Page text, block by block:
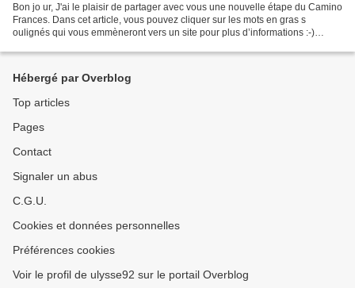
Bon jo ur, J'ai le plaisir de partager avec vous une nouvelle étape du Camino
Frances. Dans cet article, vous pouvez cliquer sur les mots en gras s
oulignés qui vous emmèneront vers un site pour plus d’informations :-)
Hébergé par Overblog
Top articles
Pages
Contact
Signaler un abus
C.G.U.
Cookies et données personnelles
Préférences cookies
Voir le profil de ulysse92 sur le portail Overblog